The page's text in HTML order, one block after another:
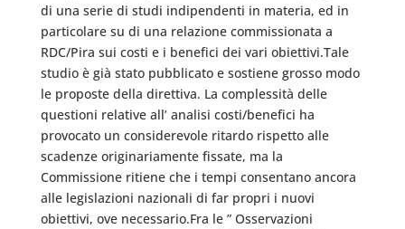
di una serie di studi indipendenti in materia, ed in
particolare su di una relazione commissionata a
RDC/Pira sui costi e i benefici dei vari obiettivi.Tale
studio è già stato pubblicato e sostiene grosso modo
le proposte della direttiva. La complessità delle
questioni relative all’ analisi costi/benefici ha
provocato un considerevole ritardo rispetto alle
scadenze originariamente fissate, ma la
Commissione ritiene che i tempi consentano ancora
alle legislazioni nazionali di far propri i nuovi
obiettivi, ove necessario.Fra le ” Osservazioni